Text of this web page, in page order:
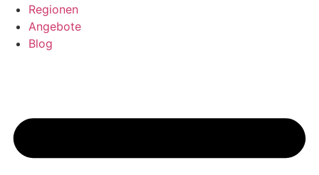
Regionen
Angebote
Blog